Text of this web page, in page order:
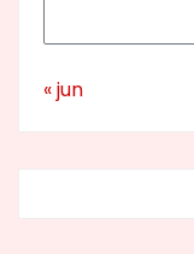
« jun